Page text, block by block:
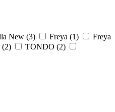
New (3) Freya (1)
Freya
(2) TONDO (2)